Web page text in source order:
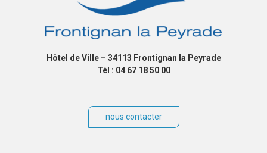
Hôtel de Ville – 34113 Frontignan la Peyrade
Tél : 04 67 18 50 00
nous contacter